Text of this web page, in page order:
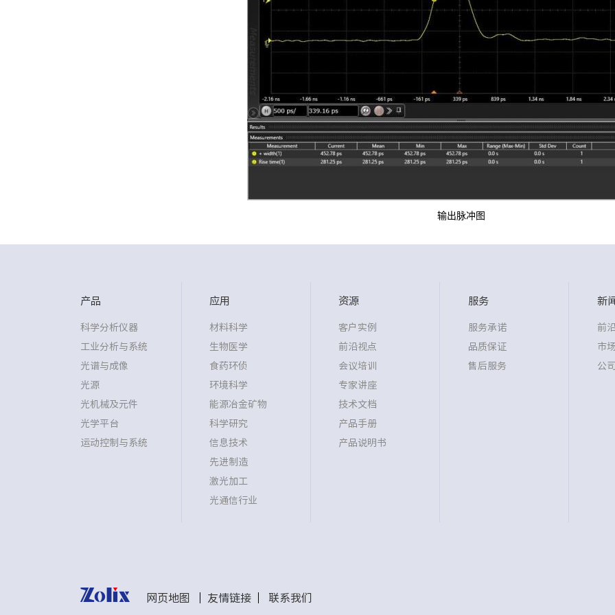
输出脉冲图
产品
科学分析仪器
工业分析与系统
光谱与成像
光源
光机械及元件
光学平台
运动控制与系统
应用
材料科学
生物医学
食药环侦
环境科学
能源冶金矿物
科学研究
信息技术
先进制造
激光加工
光通信行业
资源
客户实例
前沿视点
会议培训
专家讲座
技术文档
产品手册
产品说明书
服务
服务承诺
品质保证
售后服务
新
前
市
公
网页地图 友情链接 联系我们